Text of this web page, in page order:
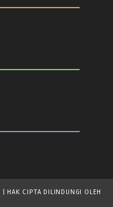
| HAK CIPTA DILINDUNGI OLEH